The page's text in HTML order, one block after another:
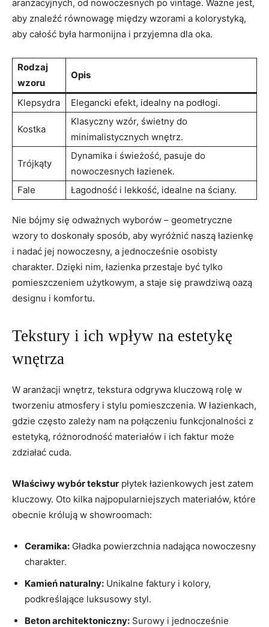
aranżacyjnych, od ⁤nowoczesnych po ‍vintage. Ważne​ jest,⁤
aby znaleźć równowagę między wzorami a kolorystyką,‌
aby‍ całość była harmonijna i przyjemna dla oka.
Rodzaj
wzoru
Opis
Klepsydra Elegancki efekt, ‍idealny na podłogi.
Kostka
Klasyczny wzór, ‍świetny do
minimalistycznych wnętrz.
Trójkąty
Dynamika ‍i świeżość, pasuje do
nowoczesnych łazienek.
Fale
Łagodność i lekkość, idealne na ściany.
Nie bójmy się odważnych wyborów – ‍geometryczne
wzory to doskonały sposób, aby wyróżnić naszą łazienkę
i nadać jej nowoczesny, a jednocześnie osobisty
charakter. Dzięki nim, łazienka przestaje być tylko
pomieszczeniem ⁢użytkowym, a⁤ staje‍ się prawdziwą ⁢oazą
designu i komfortu.
Tekstury i ⁤ich wpływ ​na estetykę
wnętrza
W aranżacji ‌wnętrz, tekstura odgrywa kluczową rolę ⁤w
⁢tworzeniu atmosfery i stylu pomieszczenia. ⁢W łazienkach,
gdzie często‌ zależy nam‌ na połączeniu funkcjonalności z
estetyką, różnorodność materiałów i ich faktur może
zdziałać cuda.
Właściwy wybór tekstur płytek łazienkowych jest zatem
kluczowy. Oto kilka najpopularniejszych materiałów, które
obecnie królują w showroomach:
Ceramika: Gładka powierzchnia nadająca nowoczesny
charakter.
Kamień naturalny: Unikalne faktury i kolory,
podkreślające luksusowy styl.
Beton architektoniczny: Surowy i jednocześnie